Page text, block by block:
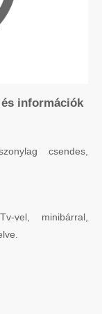
információk
csendes,
vel, minibárral,